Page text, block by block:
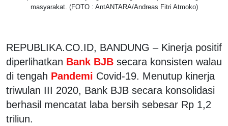
masyarakat. (FOTO : AntANTARA/Andreas Fitri Atmoko)
REPUBLIKA.CO.ID, BANDUNG – Kinerja positif
diperlihatkan Bank BJB secara konsisten walau
di tengah Pandemi Covid-19. Menutup kinerja
triwulan III 2020, Bank BJB secara konsolidasi
berhasil mencatat laba bersih sebesar Rp 1,2
triliun.